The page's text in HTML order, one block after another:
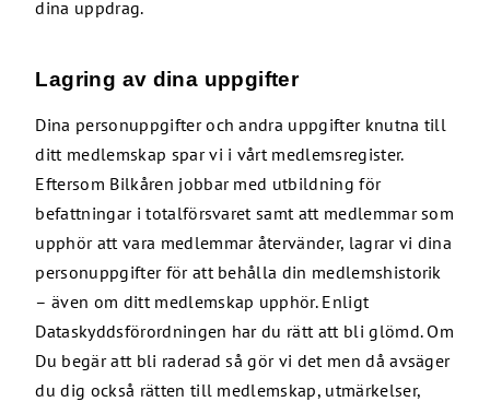
dina uppdrag.
Lagring av dina uppgifter
Dina personuppgifter och andra uppgifter knutna till
ditt medlemskap spar vi i vårt medlemsregister.
Eftersom Bilkåren jobbar med utbildning för
befattningar i totalförsvaret samt att medlemmar som
upphör att vara medlemmar återvänder, lagrar vi dina
personuppgifter för att behålla din medlemshistorik
– även om ditt medlemskap upphör. Enligt
Dataskyddsförordningen har du rätt att bli glömd. Om
Du begär att bli raderad så gör vi det men då avsäger
du dig också rätten till medlemskap, utmärkelser,